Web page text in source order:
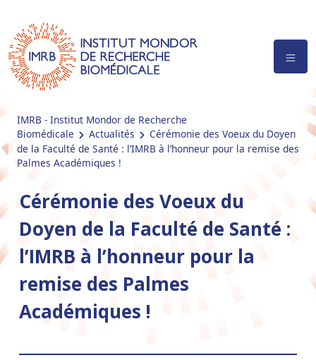
IMRB - Institut Mondor de Recherche
Biomédicale
Actualités
Cérémonie des Voeux du Doyen
de la Faculté de Santé : l’IMRB à l’honneur pour la remise des
Palmes Académiques !
Cérémonie des Voeux du
Doyen de la Faculté de Santé :
l’IMRB à l’honneur pour la
remise des Palmes
Académiques !